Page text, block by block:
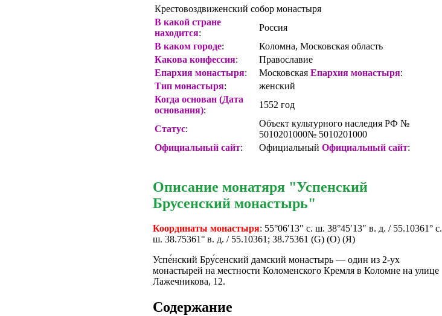
Крестовоздвиженский собор монастыря
В какой стране
находится:
Россия
В каком городе:
Коломна, Московская область
Какова конфессия:
Православие
Епархия монастыря: Московская Епархия монастыря:
Тип монастыря:
женский
Когда основан (Дата
основания):
1552 год
Статус:
Объект культурного наследия РФ №
5010201000№ 5010201000
Официальный сайт: Официальный Официальный сайт:
Описание монатяря "Успенский
Брусенский монастырь"
Координаты монастыря: 55°06′13″ с. ш. 38°45′13″ в. д. / 55.10361° с.
ш. 38.75361° в. д. / 55.10361; 38.75361 (G) (O) (Я)
Успе́нский Бру́сенский дамский монастырь — один из 2-ух
монастырей на местности Коломенского Кремля в Коломне на улице
Лажечникова, 12.
Содержание